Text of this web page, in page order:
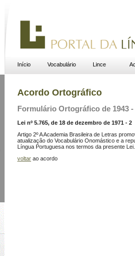
Início Vocabulário Lince
Acordo Ortográfico
Formulário Ortográfico de 1943
Lei nº 5.765, de 18 de dezembro de 1971 - 2
Artigo 2º A Academia Brasileira de Letras
atualização do Vocabulário Onomástico e a
Língua Portuguesa nos termos da presente Lei.
voltar ao acordo